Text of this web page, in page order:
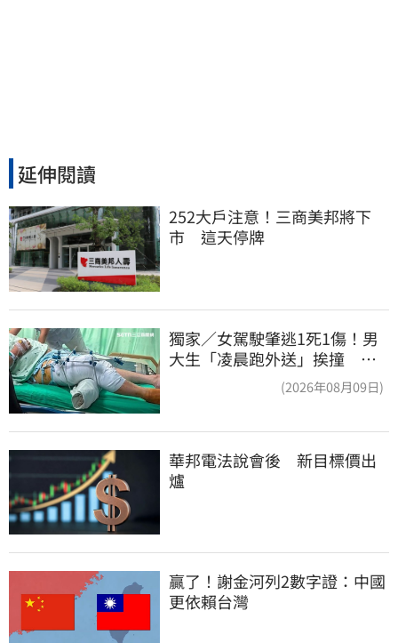
延伸閱讀
252大戶注意！三商美邦將下
市　這天停牌
獨家／女駕駛肇逃1死1傷！男
大生「凌晨跑外送」挨撞 媽
(2026年08月09日)
華邦電法說會後　新目標價出
爐
贏了！謝金河列2數字證：中國
更依賴台灣